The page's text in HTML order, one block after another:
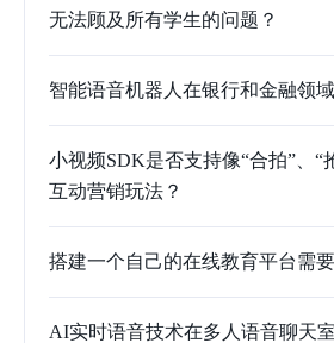
无法顾及所有学生的问题？
智能语音机器人在银行和金融领域
小视频SDK是否支持像“合拍”、“
互动营销玩法？
搭建一个自己的在线教育平台需
AI实时语音技术在多人语音聊天